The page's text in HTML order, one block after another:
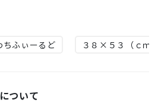
ちふぃーるど ３８×５３（ｃｍ
ついて